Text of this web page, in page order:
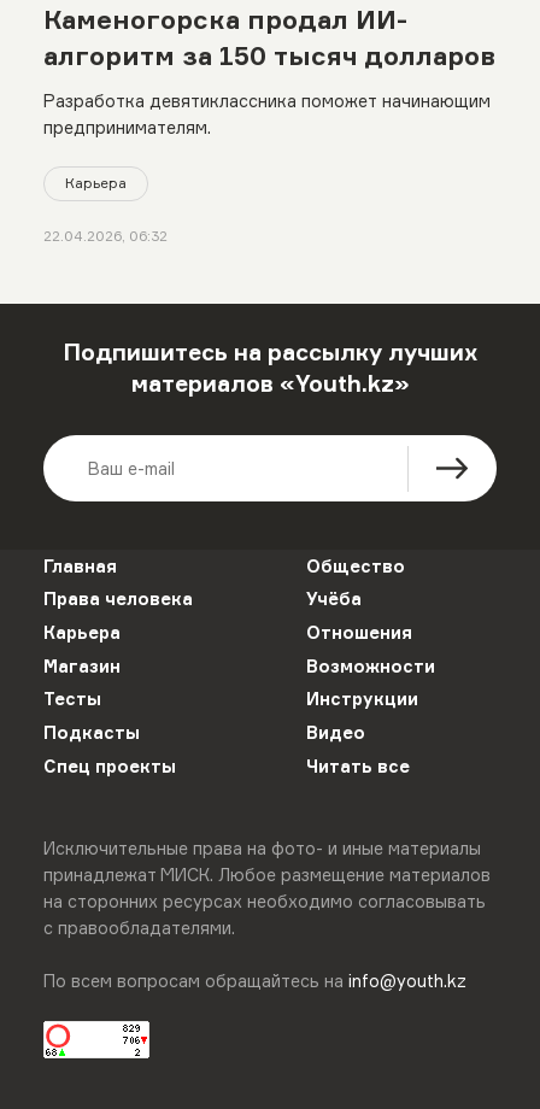
Каменогорска продал ИИ-
алгоритм за 150 тысяч долларов
Разработка девятиклассника поможет начинающим
предпринимателям.
Карьера
22.04.2026, 06:32
Подпишитесь на рассылку лучших
материалов «Youth.kz»
Главная
Общество
Права человека
Учёба
Карьера
Отношения
Магазин
Возможности
Тесты
Инструкции
Подкасты
Видео
Спец проекты
Читать все
Исключительные права на фото- и иные материалы
принадлежат МИСК. Любое размещение материалов
на сторонних ресурсах необходимо согласовывать
с правообладателями.
По всем вопросам обращайтесь на info@youth.kz